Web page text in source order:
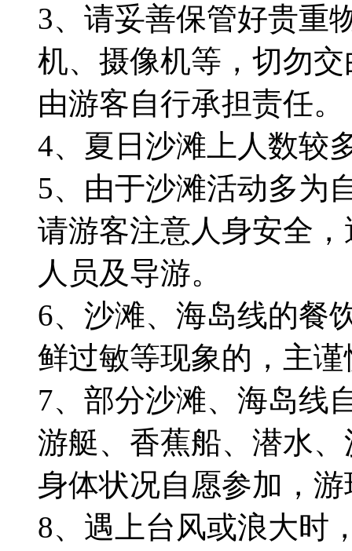
3、请妥善保管好贵重
机、摄像机等，切勿
由游客自行承担责任。
4、夏日沙滩上人数较
5、由于沙滩活动多为
请游客注意人身安全
人员及导游。
6、沙滩、海岛线的餐
鲜过敏等现象的，主
7、部分沙滩、海岛线
游艇、香蕉船、潜水
身体状况自愿参加，
8、遇上台风或浪大时